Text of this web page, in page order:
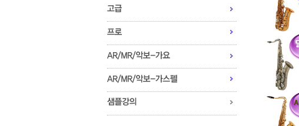
43개(1/1
[초급]
[초급]
[초급]
[초급]